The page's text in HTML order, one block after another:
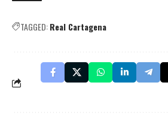
TAGGED:Real Cartagena